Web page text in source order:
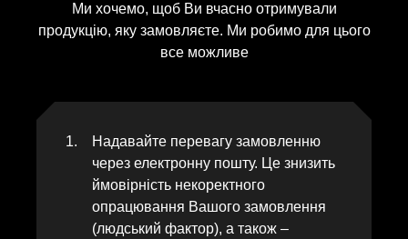
Ми хочемо, щоб Ви вчасно отримували
продукцію, яку замовляєте. Ми робимо для цього
все можливе
Надавайте перевагу замовленню
через електронну пошту. Це знизить
ймовірність некоректного
опрацювання Вашого замовлення
(людський фактор), а також –